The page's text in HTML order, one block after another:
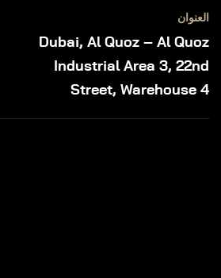
العنوان
Dubai, Al Quoz – Al Quoz
Industrial Area 3, 22nd
Street, Warehouse 4